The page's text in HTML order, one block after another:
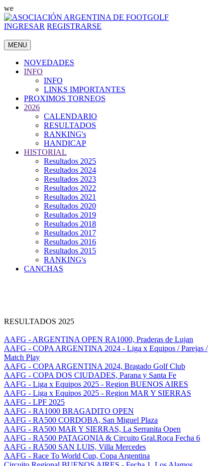
we
INGRESAR REGISTRARSE
MENU
NOVEDADES
INFO
INFO
LINKS IMPORTANTES
PROXIMOS TORNEOS
2026
CALENDARIO
RESULTADOS
RANKING's
HANDICAP
HISTORIAL
Resultados 2025
Resultados 2024
Resultados 2023
Resultados 2022
Resultados 2021
Resultados 2020
Resultados 2019
Resultados 2018
Resultados 2017
Resultados 2016
Resultados 2015
RANKING's
CANCHAS
RESULTADOS 2025
AAFG - ARGENTINA OPEN RA1000, Praderas de Lujan
AAFG - COPA ARGENTINA 2024 - Liga x Equipos / Parejas /
Match Play
AAFG - COPA ARGENTINA 2024, Bragado Golf Club
AAFG - COPA DOS CIUDADES, Parana y Santa Fe
AAFG - Liga x Equipos 2025 - Region BUENOS AIRES
AAFG - Liga x Equipos 2025 - Region MAR Y SIERRAS
AAFG - LPF 2025
AAFG - RA1000 BRAGADITO OPEN
AAFG - RA500 CORDOBA, San Miguel Plaza
AAFG - RA500 MAR Y SIERRAS, La Serranita Open
AAFG - RA500 PATAGONIA & Circuito Gral.Roca Fecha 6
AAFG - RA500 SAN LUIS, Villa Mercedes
AAFG - Race To World Cup, Copa Argentina